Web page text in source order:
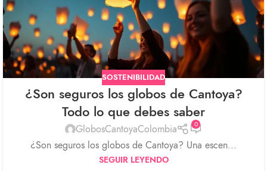
SOSTENIBILIDAD
¿Son seguros los globos de Cantoya?
Todo lo que debes saber
GlobosCantoyaColombia 0
¿Son seguros los globos de Cantoya? Una escen...
SEGUIR LEYENDO